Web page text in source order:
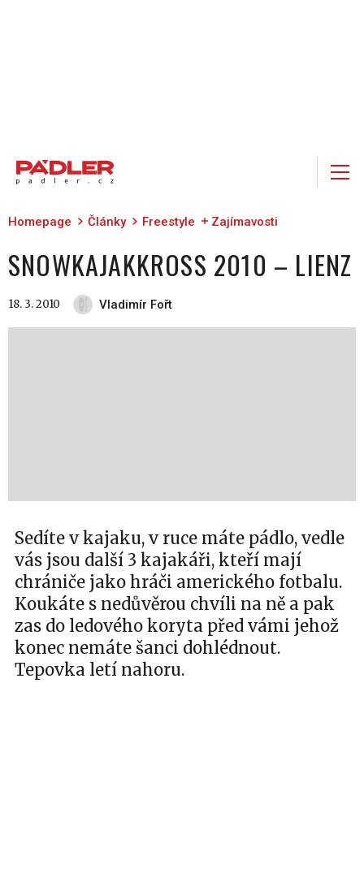
Homepage Články Freestyle Zajímavosti
SNOWKAJAKKROSS 2010 – LIENZ
18. 3. 2010 Vladimír Fořt
Sedíte v kajaku, v ruce máte pádlo, vedle
vás jsou další 3 kajakáři, kteří mají
chrániče jako hráči amerického fotbalu.
Koukáte s nedůvěrou chvíli na ně a pak
zas do ledového koryta před vámi jehož
konec nemáte šanci dohlédnout.
Tepovka letí nahoru.